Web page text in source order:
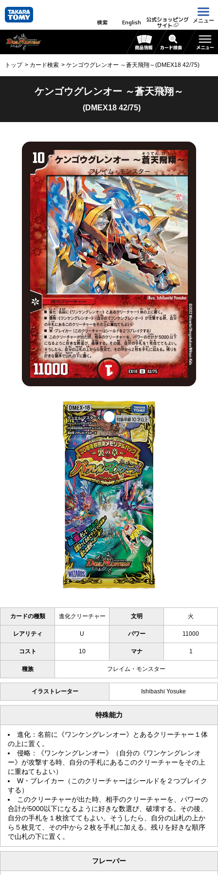
検索 English 公式ショッピング
サイト
メニュー
トップ カード検索 ケンゴウグレンオー ～蒼天飛翔～(DMEX18 42/75)
ケンゴウグレンオー ～蒼天飛翔～
(DMEX18 42/75)
カードの種類 進化クリーチャー 文明 火
レアリティ U パワー 11000
コスト 10 マナ 1
種族 フレイム・モンスター
イラストレーター Ishibashi Yosuke
特殊能力
進化：名前に《ワンケングレンオー》とあるクリーチャー１体
の上に置く。
侵略：《ワンケングレンオー》（自分の《ワンケングレンオ
ー》が攻撃する時、自分の手札にあるこのクリーチャーをその上
に重ねてもよい）
W・ブレイカー（このクリーチャーはシールドを２つブレイク
する）
このクリーチャーが出た時、相手のクリーチャーを、パワーの
合計が5000以下になるように好きな数選び、破壊する。その後、
自分の手札を１枚捨ててもよい。そうしたら、自分の山札の上か
ら５枚見て、その中から２枚を手札に加える。残りを好きな順序
で山札の下に置く。
フレーバー